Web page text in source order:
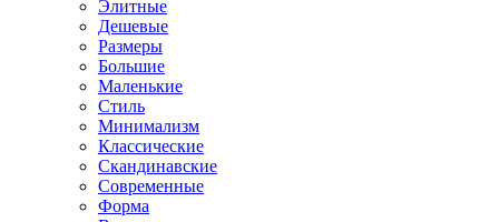
Элитные
Дешевые
Размеры
Большие
Маленькие
Стиль
Минимализм
Классические
Скандинавские
Современные
Форма